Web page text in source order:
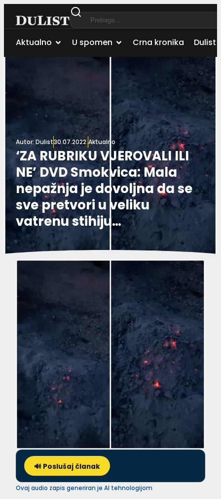
Aktualno U spomen Crna kronika Dulist
Autor: Dulist30.07.2022.Aktualno
‘ZA RUBRIKU VJEROVALI ILI
NE’ DVD Smokvica: Mala
nepažnja je dovoljna da se
sve pretvori u veliku
vatrenu stihiju…
🔊 Poslušaj članak
Ovaj audio zapis generiran je AI tehnologijom